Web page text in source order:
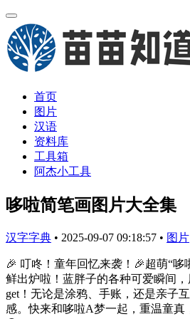
首页
图片
汉语
资料库
工具箱
阿杰小工具
哆啦简笔画图片大全集
汉字字典 • 2025-09-07 09:18:57 • 图片
🎉 叮咚！童年回忆来袭！🎉超萌“哆
鲜出炉啦！蓝胖子的各种可爱瞬间
get！无论是涂鸦、手账，还是亲子
感。快来和哆啦A梦一起，重温童真